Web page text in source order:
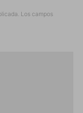
Los campos